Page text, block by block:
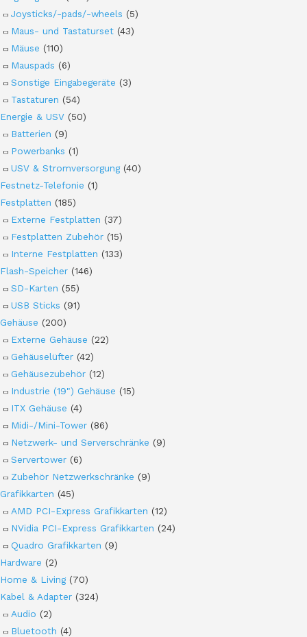
Joysticks/-pads/-wheels (5)
Maus- und Tastaturset (43)
Mäuse (110)
Mauspads (6)
Sonstige Eingabegeräte (3)
Tastaturen (54)
Energie & USV (50)
Batterien (9)
Powerbanks (1)
USV & Stromversorgung (40)
Festnetz-Telefonie (1)
Festplatten (185)
Externe Festplatten (37)
Festplatten Zubehör (15)
Interne Festplatten (133)
Flash-Speicher (146)
SD-Karten (55)
USB Sticks (91)
Gehäuse (200)
Externe Gehäuse (22)
Gehäuselüfter (42)
Gehäusezubehör (12)
Industrie (19") Gehäuse (15)
ITX Gehäuse (4)
Midi-/Mini-Tower (86)
Netzwerk- und Serverschränke (9)
Servertower (6)
Zubehör Netzwerkschränke (9)
Grafikkarten (45)
AMD PCI-Express Grafikkarten (12)
NVidia PCI-Express Grafikkarten (24)
Quadro Grafikkarten (9)
Hardware (2)
Home & Living (70)
Kabel & Adapter (324)
Audio (2)
Bluetooth (4)